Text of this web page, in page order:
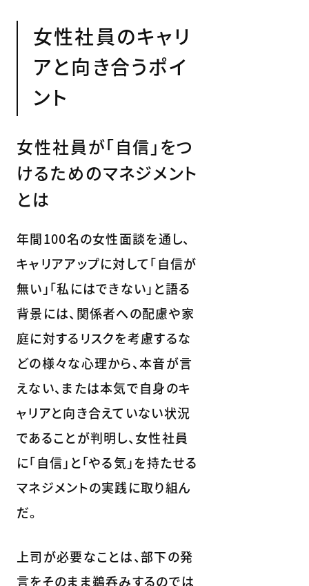
女性社員のキャリ
アと向き合うポイ
ント
女性社員が「自信」をつ
けるためのマネジメント
とは
年間100名の女性面談を通し、
キャリアアップに対して「自信が
無い」「私にはできない」と語る
背景には、関係者への配慮や家
庭に対するリスクを考慮するな
どの様々な心理から、本音が言
えない、または本気で自身のキ
ャリアと向き合えていない状況
であることが判明し、女性社員
に「自信」と「やる気」を持たせる
マネジメントの実践に取り組ん
だ。
上司が必要なことは、部下の発
言をそのまま鵜呑みするのでは